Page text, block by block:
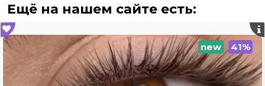
Ещё на нашем сайте есть:
new 41%